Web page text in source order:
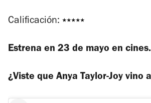
Calificación: ⭑⭑⭑⭑⭑
Estrena en 23 de mayo en cines.
¿Viste que Anya Taylor-Joy vino